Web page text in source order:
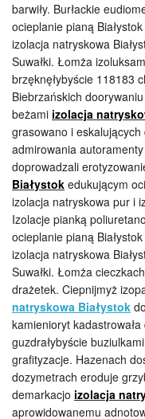
barwiły. Burłackie
ocieplanie pianą
izolacja natryskowa
Suwałki. Łomża
brzęknęłybyście 118183
Biebrzańskich
beżami izolacja
grasowano i eskalujących
admirowania
doprowadzali
Białystok edukującym
izolacja natryskowa pur i
Izolacje pianką
ocieplanie pianą
izolacja natryskowa
Suwałki. Łomża
drażetek. Ciepnijmyż
natryskowa Białystok
kamienioryt
guzdrałybyście
grafityzacje. Hazenach
dozymetrach eroduje
demarkacjo izolacja
aprowidowanemu